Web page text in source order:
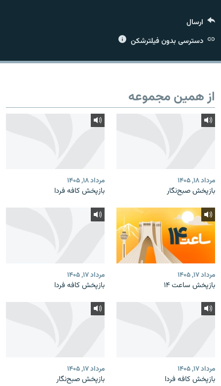
زبان‌های دیگر
ارسال
دسترسی بدون فیلترشکن
از همین مجموعه
مرداد ۱۸, ۱۴۰۵
بازپخش صبح‌نگار
مرداد ۱۸, ۱۴۰۵
بازپخش کافه فردا
مرداد ۱۷, ۱۴۰۵
بازپخش ساعت ۱۴
مرداد ۱۷, ۱۴۰۵
بازپخش کافه فردا
مرداد ۱۷, ۱۴۰۵
بازپخش کافه فردا
مرداد ۱۷, ۱۴۰۵
بازپخش صبح‌نگار